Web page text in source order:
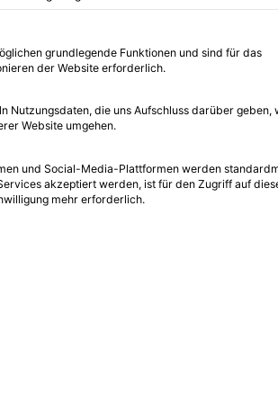
Estate
0 3 2 Minuten gelesen
Gruppen, für die eine Einwilligung erteilt
grundlegende Funktionen und sind für das
der Website erforderlich.
Nutzungsdaten, die uns Aufschluss darüber geben,
Website umgehen.
und Social-Media-Plattformen werden
akzeptiert werden, ist für den Zugriff auf
mehr erforderlich.